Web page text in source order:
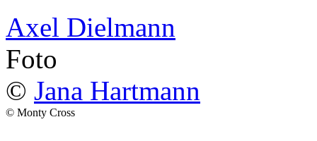
Axel Dielmann
Foto
© Jana Hartmann
© Monty Cross